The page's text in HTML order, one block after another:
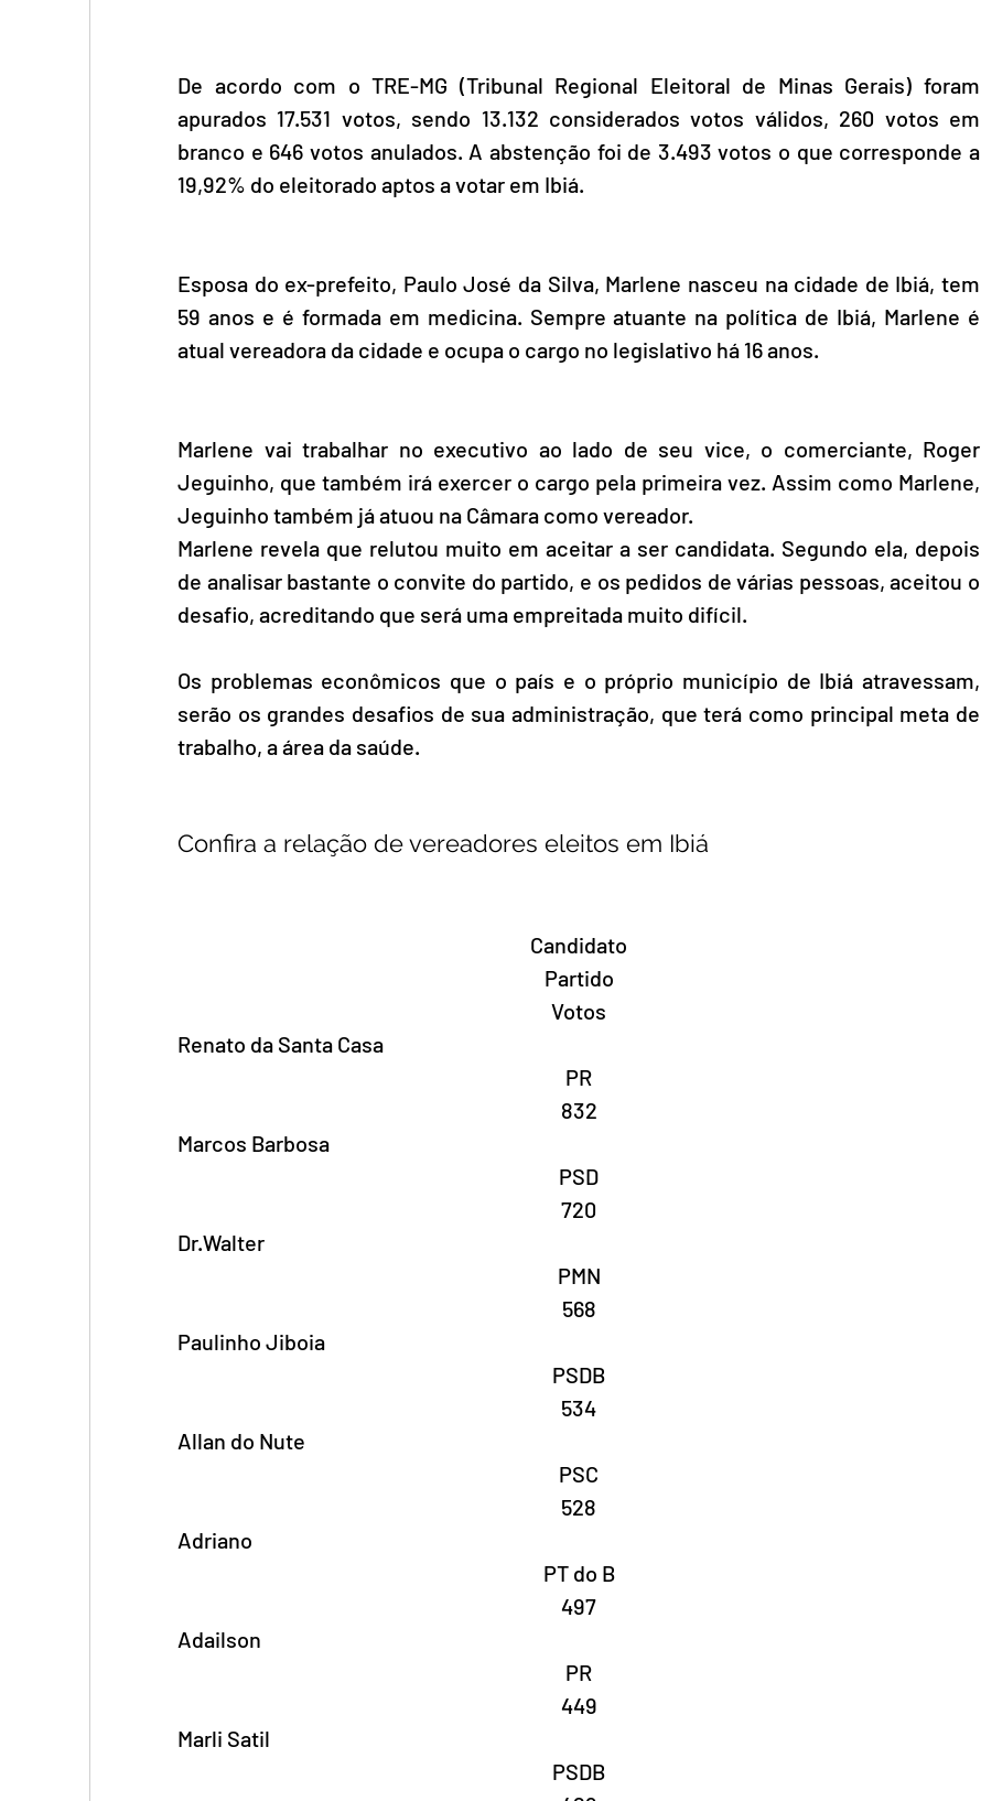
De acordo com o TRE-MG (Tribunal Regional Eleitoral de Minas Gerais) foram
apurados 17.531 votos, sendo 13.132 considerados votos válidos, 260 votos em
branco e 646 votos anulados. A abstenção foi de 3.493 votos o que corresponde a
19,92% do eleitorado aptos a votar em Ibiá.
Esposa do ex-prefeito, Paulo José da Silva, Marlene nasceu na cidade de Ibiá, tem
59 anos e é formada em medicina. Sempre atuante na política de Ibiá, Marlene é
atual vereadora da cidade e ocupa o cargo no legislativo há 16 anos.
Marlene vai trabalhar no executivo ao lado de seu vice, o comerciante, Roger
Jeguinho, que também irá exercer o cargo pela primeira vez. Assim como Marlene,
Jeguinho também já atuou na Câmara como vereador.
Marlene revela que relutou muito em aceitar a ser candidata. Segundo ela, depois
de analisar bastante o convite do partido, e os pedidos de várias pessoas, aceitou o
desafio, acreditando que será uma empreitada muito difícil.
Os problemas econômicos que o país e o próprio município de Ibiá atravessam,
serão os grandes desafios de sua administração, que terá como principal meta de
trabalho, a área da saúde.
Confira a relação de vereadores eleitos em Ibiá
Candidato
Partido
Votos
Renato da Santa Casa
PR
832
Marcos Barbosa
PSD
720
Dr.Walter
PMN
568
Paulinho Jiboia
PSDB
534
Allan do Nute
PSC
528
Adriano
PT do B
497
Adailson
PR
449
Marli Satil
PSDB